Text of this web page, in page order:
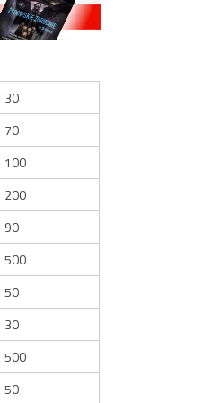
30
70
100
200
90
500
50
30
500
50